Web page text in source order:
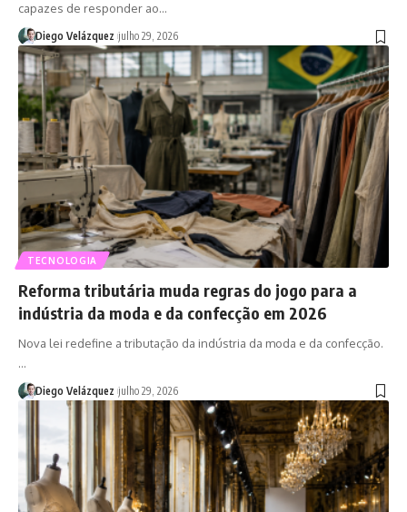
capazes de responder ao…
Diego Velázquez julho 29, 2026
TECNOLOGIA
Reforma tributária muda regras do jogo para a
indústria da moda e da confecção em 2026
Nova lei redefine a tributação da indústria da moda e da confecção.
…
Diego Velázquez julho 29, 2026